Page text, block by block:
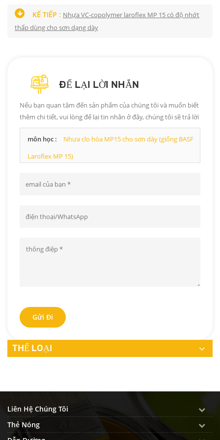
KẾ TIẾP : Nhựa VC-copolymer laroflex MP 15 có độ nhớt
thấp dùng cho sơn dạng dày
ĐỂ LẠI LỜI NHẮN
Nếu bạn quan tâm đến sản phẩm của chúng tôi và muốn biết
thêm chi tiết, vui lòng để lại tin nhắn ở đây, chúng tôi sẽ trả lời
bạn ngay khi có thể.
môn học :
Nhựa clo hóa MP15 cho sơn dày (giống BASF
Laroflex MP 15)
Gửi Đi
THỂ LOẠI
Liên Hệ Chúng Tôi
Thẻ Nóng